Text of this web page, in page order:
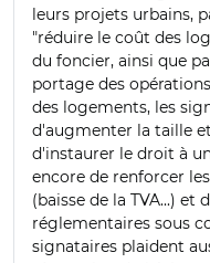
leurs projets urbains,
"réduire le coût des
du foncier, ainsi que
portage des
des logements, les
d'augmenter la taille
d'instaurer le droit à
encore de renforcer
(baisse de la TVA...)
réglementaires sous
signataires plaident